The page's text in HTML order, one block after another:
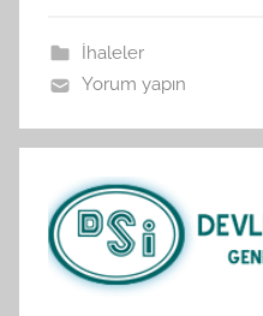
İhaleler
Yorum yapın